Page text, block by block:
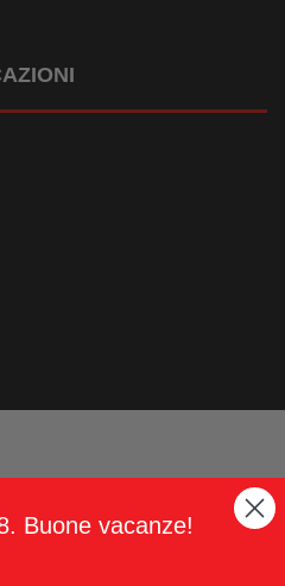
Buone vacanze!